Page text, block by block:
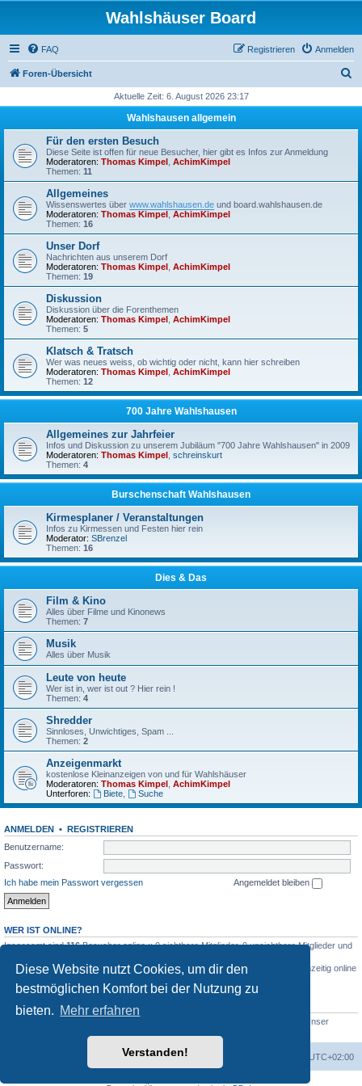
Diese Website nutzt Cookies, um dir den
bestmöglichen Komfort bei der Nutzung zu
bieten. Mehr erfahren
Verstanden!
Wahlshäuser Board
FAQ Anmelden
Registrieren
Foren-Übersicht
h
Aktuelle Zeit: 6. August 2026 23:17
Wahlshausen allgemein
Für den ersten Besuch
Diese Seite ist offen für neue Besucher, hier gibt es Infos zur Anmeldung
Moderatoren: Thomas Kimpel AchimKimpel
Themen: 11
Allgemeines
Wissenswertes über www.wahlshausen.de und board.wahlshausen.de
Moderatoren: Thomas Kimpel AchimKimpel
Themen: 16
Unser Dorf
Nachrichten aus unserem Dorf
Moderatoren: Thomas Kimpel AchimKimpel
Themen: 19
Diskussion
Diskussion über die Forenthemen
Moderatoren: Thomas Kimpel AchimKimpel
Themen: 5
Klatsch & Tratsch
Wer was neues weiss, ob wichtig oder nicht, kann hier schreiben
Moderatoren: Thomas Kimpel AchimKimpel
Themen: 12
700 Jahre Wahlshausen
Allgemeines zur Jahrfeier
Infos und Diskussion zu unserem Jubiläum "700 Jahre Wahlshausen" in 2009
Moderatoren: Thomas Kimpel schreinskurt
Themen: 4
Burschenschaft Wahlshausen
Kirmesplaner / Veranstaltungen
Infos zu Kirmessen und Festen hier rein
Moderator: SBrenzel
Themen: 16
Dies & Das
Film & Kino
Alles über Filme und Kinonews
Themen: 7
Musik
Alles über Musik
Leute von heute
Wer ist in, wer ist out ? Hier rein !
Themen: 4
Shredder
Sinnloses, Unwichtiges, Spam ...
Themen: 2
Anzeigenmarkt
kostenlose Kleinanzeigen von und für Wahlshäuser
Moderatoren: Thomas Kimpel AchimKimpel
Unterforen:
Biete, Suche
ANMELDEN • REGISTRIEREN
Benutzername:
Passwort:
Ich habe mein Passwort vergessen
Angemeldet bleiben
WER IST ONLINE?
Insgesamt sind116Besucher online :: 0 sichtbare Mitglieder, 0 unsichtbare Mitglieder und
Der Besucherrekord liegt bei1465Besuchern, die am 6. Mai 2026 23:35 gleichzeitig online
STATISTIK
• Unser
UTC+02:00